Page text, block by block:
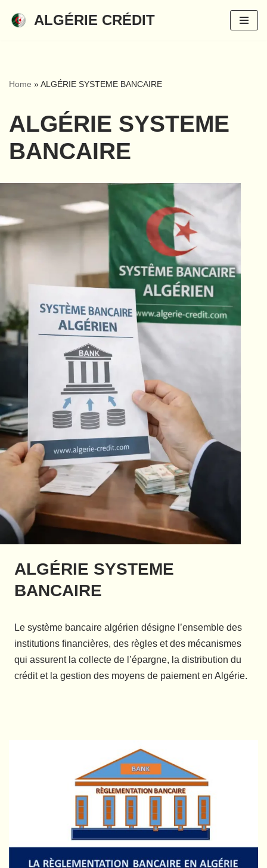
ALGÉRIE CRÉDIT
Home »ALGÉRIE SYSTEME BANCAIRE
ALGÉRIE SYSTEME
BANCAIRE
ALGÉRIE SYSTEME
BANCAIRE
Le système bancaire algérien désigne l’ensemble des
institutions financières, des règles et des mécanismes
qui assurent la collecte de l’épargne, la distribution du
crédit et la gestion des moyens de paiement en Algérie.